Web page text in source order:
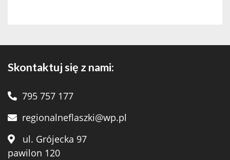
Skontaktuj się z nami:
795 757 177
regionalneflaszki@wp.pl
ul. Grójecka 97
pawilon 120